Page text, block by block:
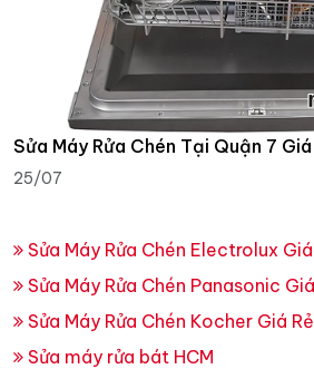
Sửa Máy Rửa Chén Tại Quận 7 Giá
25/07
Sửa Máy Rửa Chén Electrolux Giá
Sửa Máy Rửa Chén Panasonic
Sửa Máy Rửa Chén Kocher Giá
Sửa máy rửa bát HCM